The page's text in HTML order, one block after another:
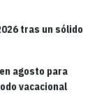
tras un sólido
agosto para
vacacional